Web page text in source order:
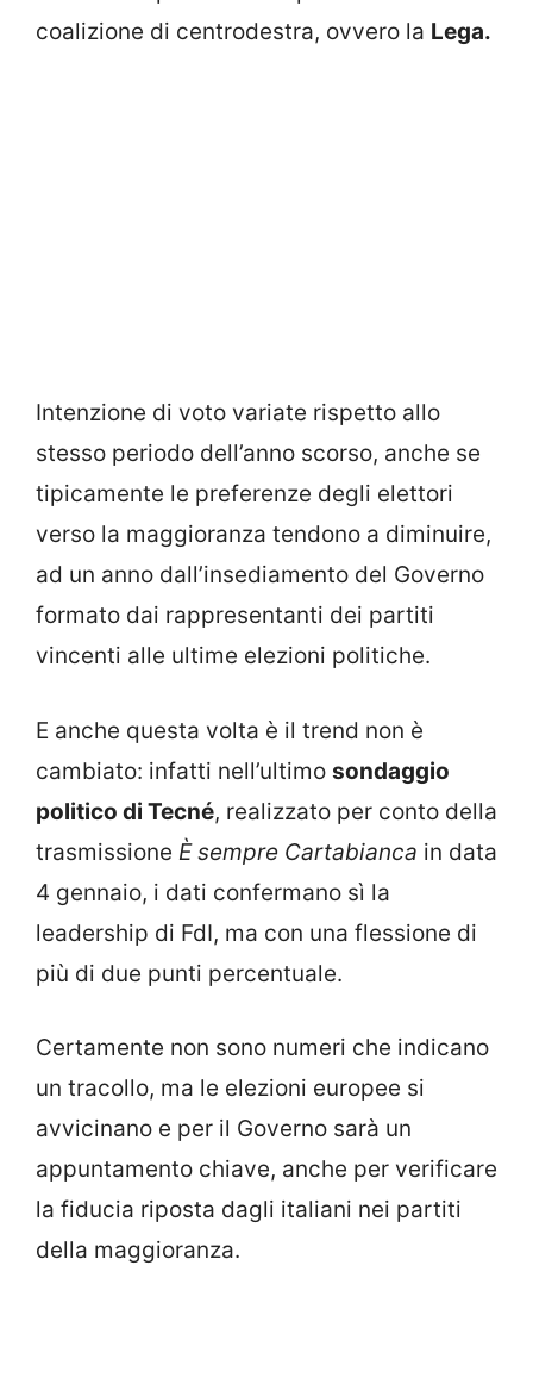
coalizione di centrodestra, ovvero la Lega.
Intenzione di voto variate rispetto allo
stesso periodo dell’anno scorso, anche se
tipicamente le preferenze degli elettori
verso la maggioranza tendono a diminuire,
ad un anno dall’insediamento del Governo
formato dai rappresentanti dei partiti
vincenti alle ultime elezioni politiche.
E anche questa volta è il trend non è
cambiato: infatti nell’ultimo sondaggio
politico di Tecné, realizzato per conto della
trasmissione È sempre Cartabianca in data
4 gennaio, i dati confermano sì la
leadership di FdI, ma con una flessione di
più di due punti percentuale.
Certamente non sono numeri che indicano
un tracollo, ma le elezioni europee si
avvicinano e per il Governo sarà un
appuntamento chiave, anche per verificare
la fiducia riposta dagli italiani nei partiti
della maggioranza.